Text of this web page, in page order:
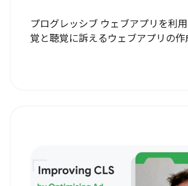
プログレッシブ ウェブアプリを利
覚と聴覚に訴えるウェブアプリの作